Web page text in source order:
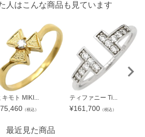
人はこんな商品も見ています
キモト MIKI...
75,460 （税込）
ティファニー Ti...
¥161,700 （税込）
最近見た商品